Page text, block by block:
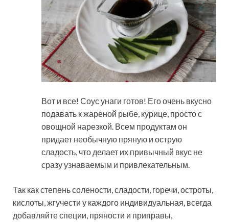
Вот и все! Соус унаги готов! Его очень вкусно
подавать к жареной рыбе, курице, просто с
овощной нарезкой. Всем продуктам он
придает необычную пряную и острую
сладость, что делает их привычный вкус не
сразу узнаваемым и привлекательным.
Так как степень солености, сладости, горечи, остроты,
кислоты, жгучести у каждого индивидуальная, всегда
добавляйте специи, пряности и приправы,